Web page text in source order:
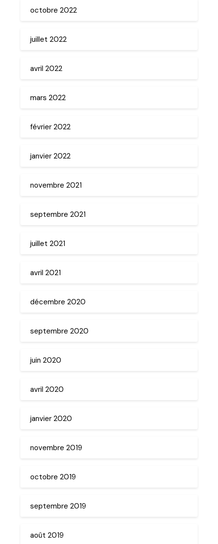
octobre 2022
juillet 2022
avril 2022
mars 2022
février 2022
janvier 2022
novembre 2021
septembre 2021
juillet 2021
avril 2021
décembre 2020
septembre 2020
juin 2020
avril 2020
janvier 2020
novembre 2019
octobre 2019
septembre 2019
août 2019